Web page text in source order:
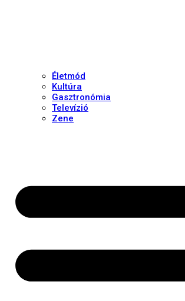
Életmód
Kultúra
Gasztronómia
Televízió
Zene